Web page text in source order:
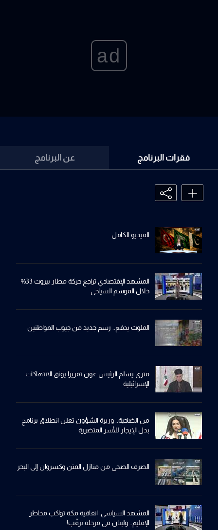
ad
فقرات البرنامج عن البرنامج
الفيديو الكامل
المشهد الإقتصادي تراجع حركة مطار بيروت 33%
خلال الموسم السياحي
الملوث يدفع.. رسم جديد من جيوب المواطنين
متري يسلم الرئيس عون تقريرا يوثق الانتهاكات
الإسرائيلية
من الضاحية.. وزيرة الشؤون تعلن انطلاق برنامج
بدل الإيجار للأسر المتضررة
الصرف الصحي من منازل المتن وكسروان إلى البحر
المشهد السياسي| اتفاقية مكة تواكب مخاطر
الإقليم.. ولبنان في مرحلة ترقّب!